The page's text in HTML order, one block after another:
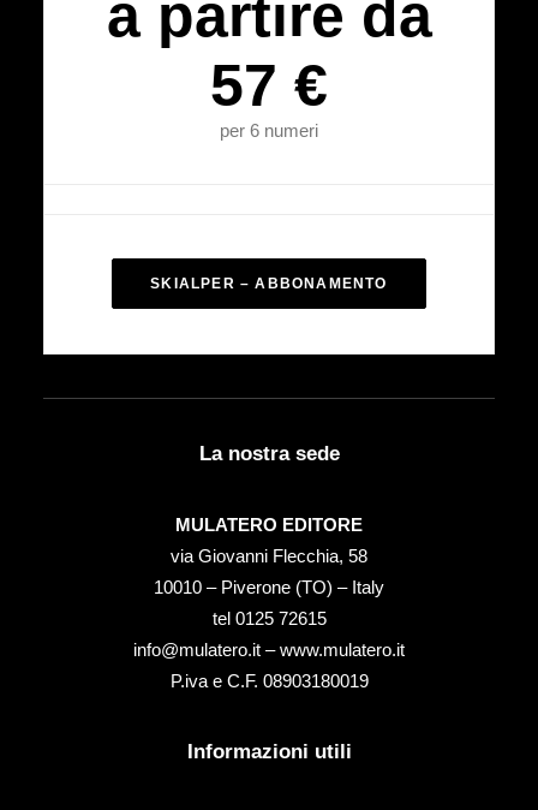
a partire da
57 €
per 6 numeri
SKIALPER – ABBONAMENTO
La nostra sede
MULATERO EDITORE
via Giovanni Flecchia, 58
10010 – Piverone (TO) – Italy
tel ‭0125 72615‬
info@mulatero.it –www.mulatero.it
P.iva e C.F. 08903180019
Informazioni utili